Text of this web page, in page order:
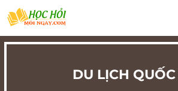
DU LỊCH QUỐC